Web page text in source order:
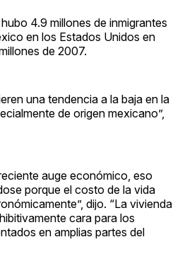
4.9 millones de inmigrantes
en los Estados Unidos en
de 2007.
una tendencia a la baja en la
de origen mexicano”,
auge económico, eso
porque el costo de la vida
dijo. “La vivienda
cara para los
en amplias partes del